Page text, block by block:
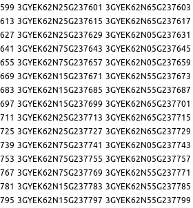
3GYEK62N25G237601 3GYEK62N65G237603
3GYEK62N25G237615 3GYEK62N65G237617
3GYEK62N25G237629 3GYEK62N05G237631
3GYEK62N75G237643 3GYEK62N05G237645
3GYEK62N75G237657 3GYEK62N05G237659
3GYEK62N15G237671 3GYEK62N55G237673
3GYEK62N15G237685 3GYEK62N55G237687
3GYEK62N15G237699 3GYEK62N65G237701
3GYEK62N25G237713 3GYEK62N65G237715
3GYEK62N25G237727 3GYEK62N65G237729
3GYEK62N75G237741 3GYEK62N05G237743
3GYEK62N75G237755 3GYEK62N05G237757
3GYEK62N75G237769 3GYEK62N55G237771
3GYEK62N15G237783 3GYEK62N55G237785
3GYEK62N15G237797 3GYEK62N55G237799